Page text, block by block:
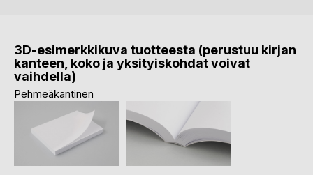
3D-esimerkkikuva tuotteesta (perustuu kirjan
kanteen, koko ja yksityiskohdat voivat
vaihdella)
Pehmeäkantinen